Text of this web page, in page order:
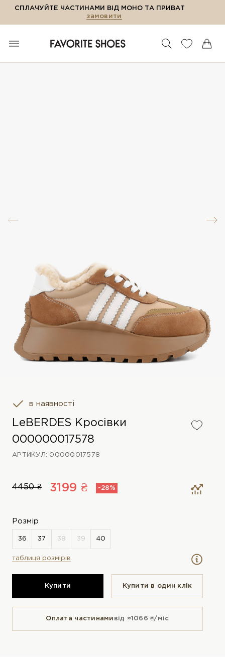
СПЛАЧУЙТЕ ЧАСТИНАМИ ВІД МОНО ТА ПРИВАТ
замовити
в наявності
LeBERDES Кросівки
000000017578
АРТИКУЛ: 00000017578
4450 ₴ 3199 ₴ -28%
Розмір
таблиця розмірів
Купити Купити в один клiк
Оплата частинами від ≈1066 ₴/міс